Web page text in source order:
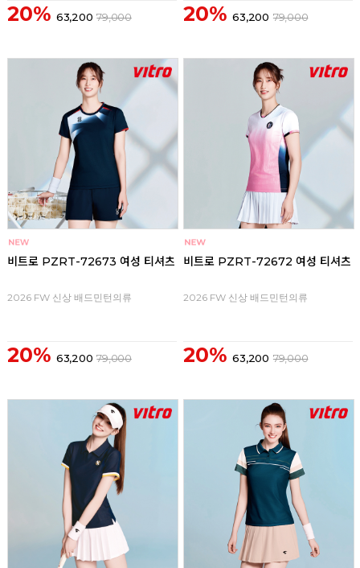
20% 63,200 79,000 20% 63,200 79,000
비트로 PZRT-72673 여성 티셔츠
2026 FW 신상 배드민턴의류
20% 63,200 79,000
비트로 PZRT-72672 여성 티셔츠
2026 FW 신상 배드민턴의류
20% 63,200 79,000